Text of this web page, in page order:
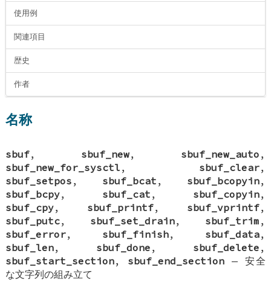
使用例
関連項目
歴史
作者
名称
sbuf, sbuf_new, sbuf_new_auto ,
sbuf_new_for_sysctl , sbuf_clear,
sbuf_setpos , sbuf_bcat , sbuf_bcopyin,
sbuf_bcpy, sbuf_cat , sbuf_copyin,
sbuf_cpy, sbuf_printf, sbuf_vprintf,
sbuf_putc, sbuf_set_drain, sbuf_trim ,
sbuf_error, sbuf_finish, sbuf_data,
sbuf_len, sbuf_done , sbuf_delete ,
sbuf_start_section, sbuf_end_section — 安全
な文字列の組み立て